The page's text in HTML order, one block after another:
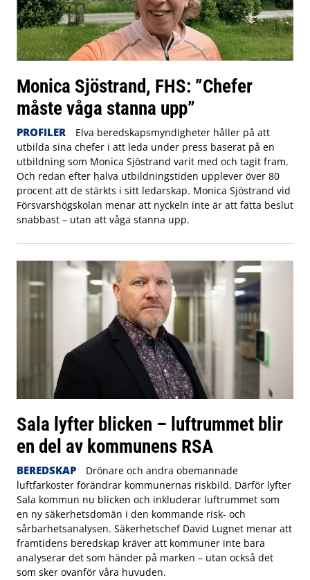
Monica Sjöstrand, FHS: ”Chefer
måste våga stanna upp”
PROFILER
Elva beredskapsmyndigheter håller på att
utbilda sina chefer i att leda under press baserat på en
utbildning som Monica Sjöstrand varit med och tagit fram.
Och redan efter halva utbildningstiden upplever över 80
procent att de stärkts i sitt ledarskap. Monica Sjöstrand vid
Försvarshögskolan menar att nyckeln inte är att fatta beslut
snabbast – utan att våga stanna upp.
Sala lyfter blicken – luftrummet blir
en del av kommunens RSA
BEREDSKAP
Drönare och andra obemannade
luftfarkoster förändrar kommunernas riskbild. Därför lyfter
Sala kommun nu blicken och inkluderar luftrummet som
en ny säkerhetsdomän i den kommande risk- och
sårbarhetsanalysen. Säkerhetschef David Lugnet menar att
framtidens beredskap kräver att kommuner inte bara
analyserar det som händer på marken – utan också det
som sker ovanför våra huvuden.